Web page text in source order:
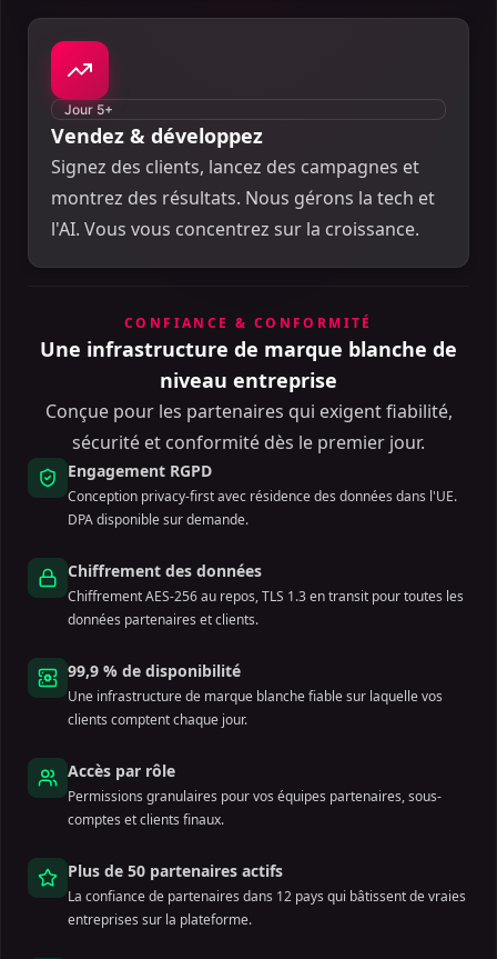
Jour 5+
Vendez & développez
Signez des clients, lancez des campagnes et
montrez des résultats. Nous gérons la tech et
l'AI. Vous vous concentrez sur la croissance.
CONFIANCE & CONFORMITÉ
Une infrastructure de marque blanche de
niveau entreprise
Conçue pour les partenaires qui exigent fiabilité,
sécurité et conformité dès le premier jour.
Engagement RGPD
Conception privacy-first avec résidence des données dans l'UE.
DPA disponible sur demande.
Chiffrement des données
Chiffrement AES-256 au repos, TLS 1.3 en transit pour toutes les
données partenaires et clients.
99,9 % de disponibilité
Une infrastructure de marque blanche fiable sur laquelle vos
clients comptent chaque jour.
Accès par rôle
Permissions granulaires pour vos équipes partenaires, sous-
comptes et clients finaux.
Plus de 50 partenaires actifs
La confiance de partenaires dans 12 pays qui bâtissent de vraies
entreprises sur la plateforme.